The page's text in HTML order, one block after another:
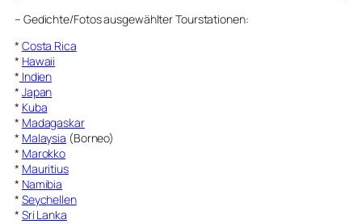
– Gedichte/Fotos ausgewählter Tourstationen:
* Costa Rica
* Hawaii
* Indien
* Japan
* Kuba
* Madagaskar
* Malaysia (Borneo)
* Marokko
* Mauritius
* Namibia
* Seychellen
* Sri Lanka